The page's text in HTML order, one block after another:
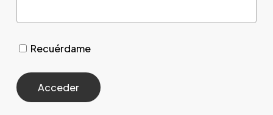
Recuérdame